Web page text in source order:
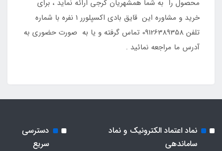
محصول را به شما همشهریان کرجی ارائه نماید ، برای
خرید و مشاوره این قایق بادی اکسپلورر 1 نفره با شماره
تلفن 09126389358 تماس گرفته و یا به صورت حضوری به
آدرس ما مراجعه نمائید .
نماد اعتماد الکترونیک و نماد
ساماندهی
دسترسی
سریع